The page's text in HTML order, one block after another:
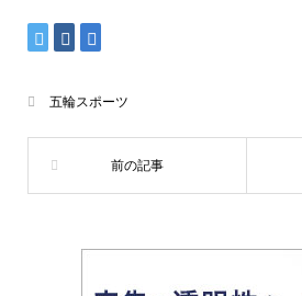
五輪スポーツ